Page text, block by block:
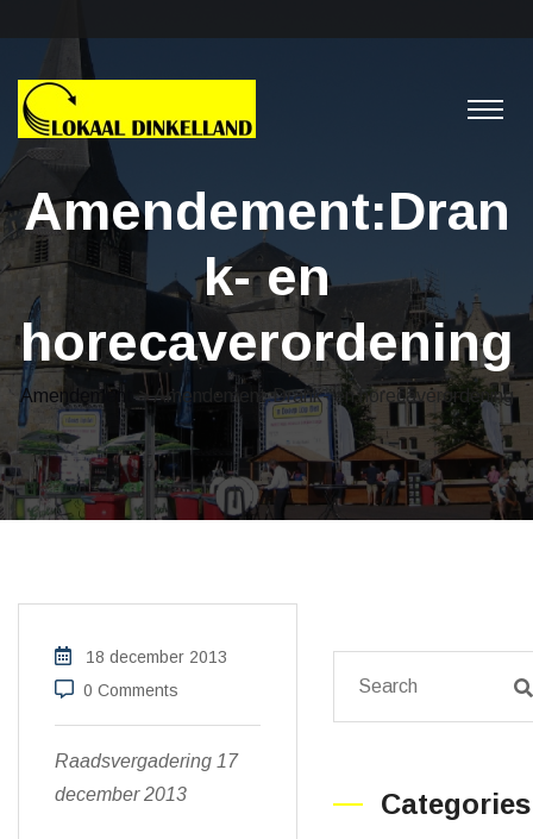
Amendement:Dran
k- en
horecaverordening
Amendement > Amendement:Drank- en horecaverordening
18 december 2013
0 Comments
Raadsvergadering 17
december 2013
Categories